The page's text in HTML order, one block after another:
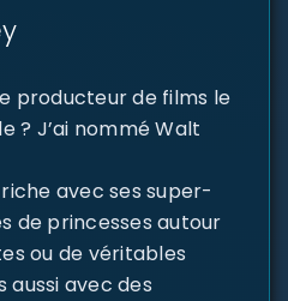
producteur de films le
? J’ai nommé Walt
avec ses super-
de princesses autour
ou de véritables
aussi avec des